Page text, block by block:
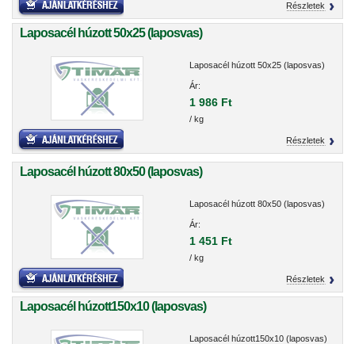
Részletek
Laposacél húzott 50x25 (laposvas)
Laposacél húzott 50x25 (laposvas)
Ár:
1 986 Ft
/ kg
Részletek
Laposacél húzott 80x50 (laposvas)
Laposacél húzott 80x50 (laposvas)
Ár:
1 451 Ft
/ kg
Részletek
Laposacél húzott150x10 (laposvas)
Laposacél húzott150x10 (laposvas)